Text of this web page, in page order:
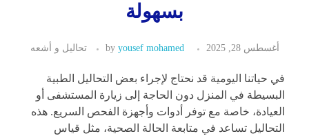
بسهولة
أغسطس 28, 2025 by yousef mohamed تحاليل و أشعه
في حياتنا اليومية قد نحتاج لإجراء بعض التحاليل الطبية
البسيطة في المنزل دون الحاجة إلى زيارة المستشفى أو
العيادة، خاصة مع توفر أدوات وأجهزة الفحص السريع. هذه
التحاليل تساعد في متابعة الحالة الصحية، مثل قياس